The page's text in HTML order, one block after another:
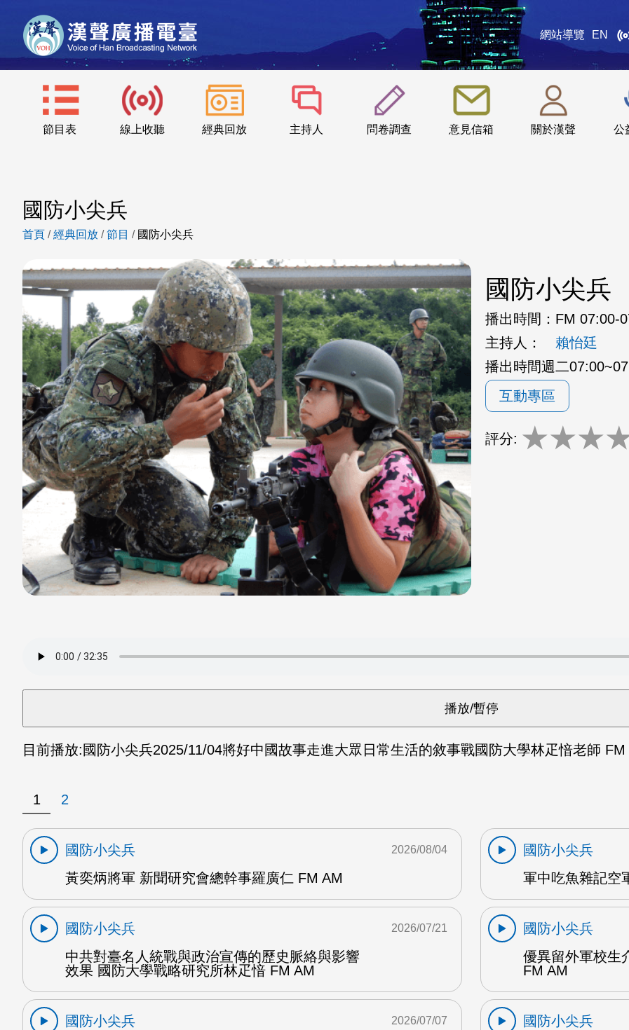
網站導覽 EN
節目表 線上收聽 經典回放 主持人 問卷調查 意見信箱 關於漢聲 公
:::
國防小尖兵
首頁 /經典回放 /節目 / 國防小尖兵
國防小尖兵
播出時間： FM 07:00-
主持人：
賴怡廷
播出時間週二
互動專區
評分: ★★★
目前播放: 國防小尖兵2025/11/04將好中國故事走進大眾日常生活的敘事戰國防大學林疋愔老師 FM
1 2
國防小尖兵
黃奕炳將軍 新聞研究會總幹事羅廣仁 FM AM
2026/08/04
國防小尖兵
軍中吃魚雜記空
國防小尖兵
中共對臺名人統戰與政治宣傳的歷史脈絡與影響
效果 國防大學戰略研究所林疋愔 FM AM
2026/07/21
國防小尖兵
優異留外軍校生
FM AM
國防小尖兵
2026/07/07
國防小尖兵